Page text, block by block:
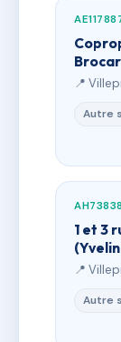
📍
Autre
1 et 3
📍
Autre